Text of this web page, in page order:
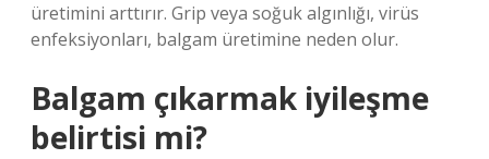
üretimini arttırır. Grip veya soğuk algınlığı, virüs
enfeksiyonları, balgam üretimine neden olur.
Balgam çıkarmak iyileşme
belirtisi mi?